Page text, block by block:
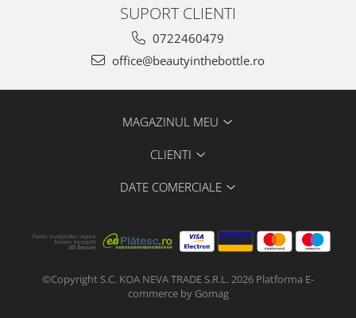
SUPORT CLIENTI
0722460479
office@beautyinthebottle.ro
MAGAZINUL MEU
CLIENTI
DATE COMERCIALE
©Copyright S.C. KOA NEVA TRADE S.R.L. 2026 Platforma E-
commerce by Gomag